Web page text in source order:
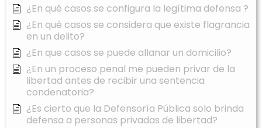
¿En qué casos se configura la legítima defensa ?
¿En qué casos se considera que existe flagrancia
en un delito?
¿En que casos se puede allanar un domicilio?
¿En un proceso penal me pueden privar de la
libertad antes de recibir una sentencia
condenatoria?
¿Es cierto que la Defensoría Pública solo brinda
defensa a personas privadas de libertad?